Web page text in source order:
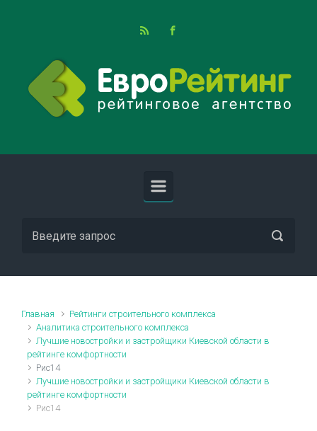
Главная
Рейтинги строительного комплекса
Аналитика строительного комплекса
Лучшие новостройки и застройщики Киевской области в
рейтинге комфортности
Рис14
Лучшие новостройки и застройщики Киевской области в
рейтинге комфортности
Рис14